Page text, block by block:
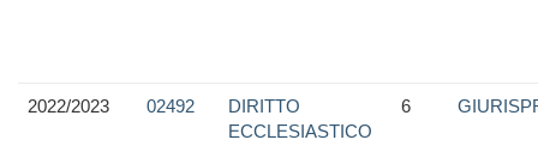
2022/2023 02492
DIRITTO
ECCLESIASTICO
6